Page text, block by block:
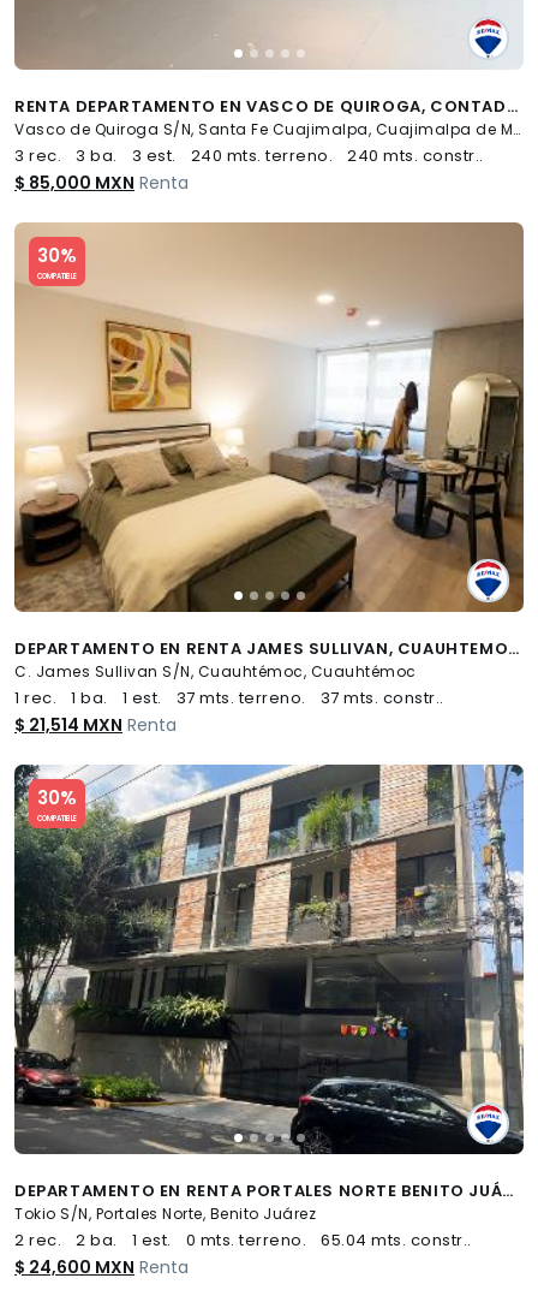
RENTA DEPARTAMENTO EN VASCO DE QUIROGA, CONTADERO, CUAJIMALPA DE MORELOS, CDMX - (34)
Vasco de Quiroga S/N, Santa Fe Cuajimalpa, Cuajimalpa de Morelos
3 rec. 3 ba. 3 est. 240 mts. terreno. 240 mts. constr..
$ 85,000 MXN Renta
30%
COMPATIBLE
Slide 1 of 5
DEPARTAMENTO EN RENTA JAMES SULLIVAN, CUAUHTEMOC - (34)
C. James Sullivan S/N, Cuauhtémoc, Cuauhtémoc
1 rec. 1 ba. 1 est. 37 mts. terreno. 37 mts. constr..
$ 21,514 MXN Renta
30%
COMPATIBLE
Slide 1 of 5
DEPARTAMENTO EN RENTA PORTALES NORTE BENITO JUÁREZ - (34)
Tokio S/N, Portales Norte, Benito Juárez
2 rec. 2 ba. 1 est. 0 mts. terreno. 65.04 mts. constr..
$ 24,600 MXN Renta